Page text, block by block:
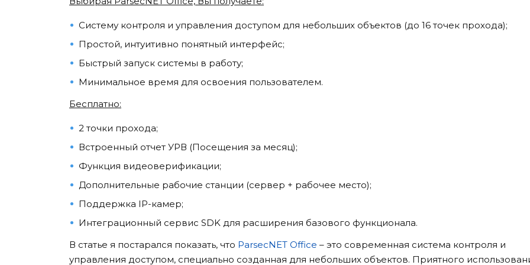
Систему контроля и управления доступом для небольших объектов (до 16 точек прохода);
Простой, интуитивно понятный интерфейс;
Быстрый запуск системы в работу;
Минимальное время для освоения пользователем.
Бесплатно:
2 точки прохода;
Встроенный отчет УРВ (Посещения за месяц);
Функция видеоверификации;
Дополнительные рабочие станции (сервер + рабочее место);
Поддержка IP-камер;
Интеграционный сервис SDK для расширения базового функционала.
В статье я постарался показать, что ParsecNET Office – это современная система контроля и
управления доступом, специально созданная для небольших объектов. Приятного